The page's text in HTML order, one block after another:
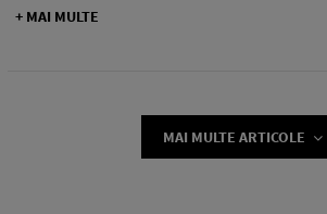
+ MAI MULTE
MAI MULTE ARTICOLE